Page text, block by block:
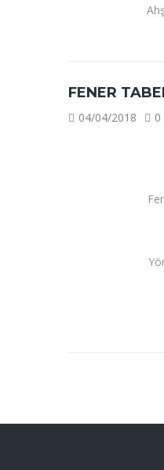
FENER
04/04/2018 0